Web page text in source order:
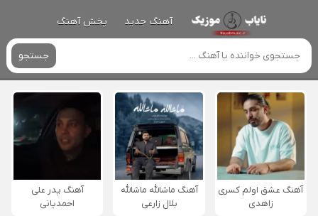
آهنگ جدید پخش آهنگ
جستجو
آهنگ عشق اولم کسری
زاهدی
آهنگ ماشالله ماشالله
بلال زارعی
آهنگ پدر علی
احمدیانی